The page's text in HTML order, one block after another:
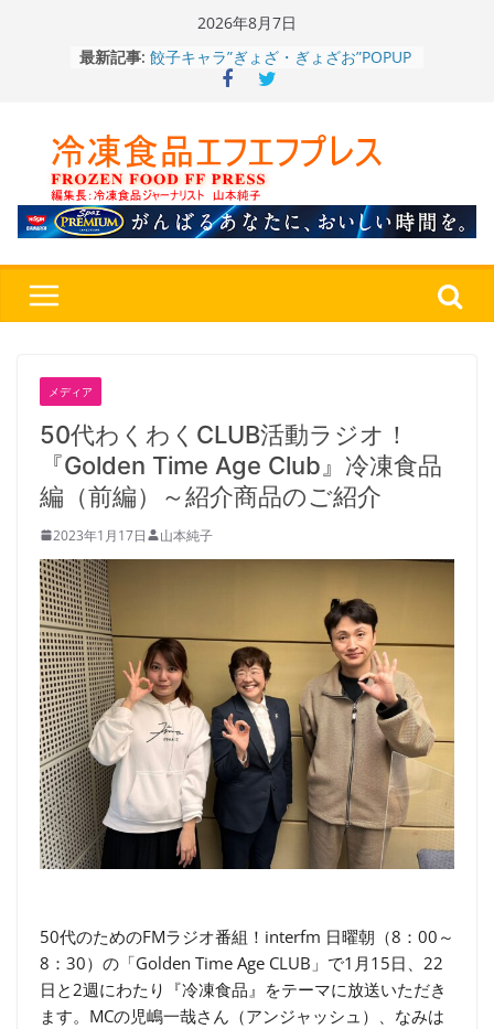
2026年8月7日
最新記事: 餃子キャラ”ぎょざ・ぎょざお”POPUP
ストアで作者にご挨拶、新作”れいと
うこ～こ～”を知る
定さわやかフレーバー「CHEESE
WONDER YELLOW」復刻発売中
今まで無かった大盛！水から簡単レン
ジ♪ふわもちめん！！「冷凍 日清の
どん兵衛 大盛 きつねうどん」
日清食品冷凍、背油の旨み・コク深い
メディア
50代わくわくCLUB活動ラジオ！
『Golden Time Age Club』冷凍食品
編（前編）～紹介商品のご紹介
2023年1月17日 山本純子
50代のためのFMラジオ番組！interfm 日曜朝（8：00～
8：30）の「Golden Time Age CLUB」で1月15日、22
日と2週にわたり『冷凍食品』をテーマに放送いただき
ます。MCの児嶋一哉さん（アンジャッシュ）、なみは